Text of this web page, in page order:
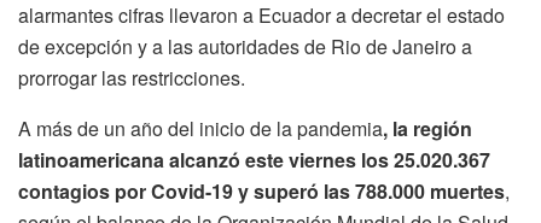
alarmantes cifras llevaron a Ecuador a decretar el estado
de excepción y a las autoridades de Rio de Janeiro a
prorrogar las restricciones.
A más de un año del inicio de la pandemia, la región
latinoamericana alcanzó este viernes los 25.020.367
contagios por Covid-19 y superó las 788.000 muertes,